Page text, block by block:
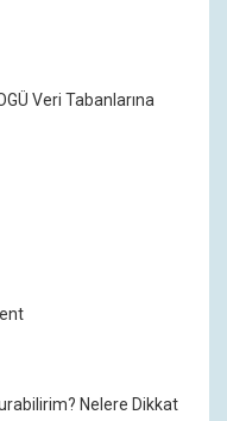
Veri Tabanlarına
Nelere Dikkat